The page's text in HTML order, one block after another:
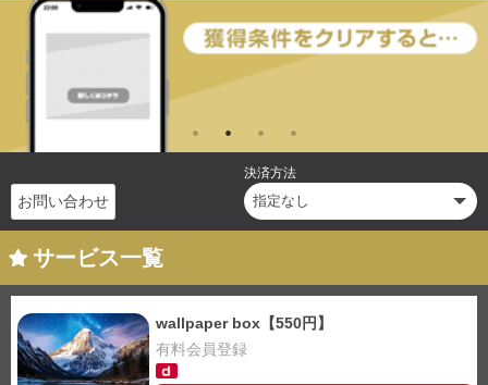
お問い合わせ
決済方法
サービス一覧
wallpaper box【550円】
有料会員登録